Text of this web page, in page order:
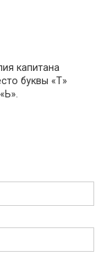
капитана
буквы «Т»